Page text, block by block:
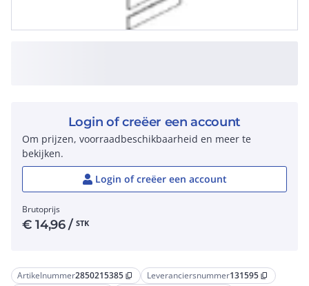
Artikelnummer2850215385 content_copy Leveranciersnummer131595 content_copy
Login of creëer een account
Om prijzen, voorraadbeschikbaarheid en meer te
bekijken.
Login of creëer een account
Brutoprijs
€14,96/ STK